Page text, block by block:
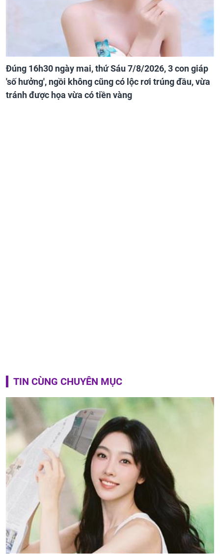
Đúng 16h30 ngày mai, thứ Sáu 7/8/2026, 3 con giáp
'số hưởng', ngồi không cũng có lộc rơi trúng đầu, vừa
tránh được họa vừa có tiền vàng
TIN CÙNG CHUYÊN MỤC